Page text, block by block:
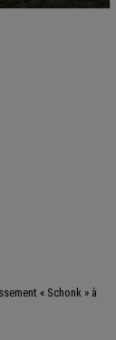
« Schonk » à